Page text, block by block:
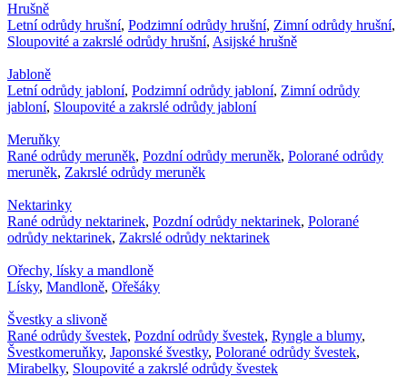
Hrušně
Letní odrůdy hrušní, Podzimní odrůdy hrušní, Zimní odrůdy hrušní,
Sloupovité a zakrslé odrůdy hrušní, Asijské hrušně
Jabloně
Letní odrůdy jabloní, Podzimní odrůdy jabloní, Zimní odrůdy
jabloní, Sloupovité a zakrslé odrůdy jabloní
Meruňky
Rané odrůdy meruněk, Pozdní odrůdy meruněk, Polorané odrůdy
meruněk, Zakrslé odrůdy meruněk
Nektarinky
Rané odrůdy nektarinek, Pozdní odrůdy nektarinek, Polorané
odrůdy nektarinek, Zakrslé odrůdy nektarinek
Ořechy, lísky a mandloně
Lísky, Mandloně, Ořešáky
Švestky a slivoně
Rané odrůdy švestek, Pozdní odrůdy švestek, Ryngle a blumy,
Švestkomeruňky, Japonské švestky, Polorané odrůdy švestek,
Mirabelky, Sloupovité a zakrslé odrůdy švestek